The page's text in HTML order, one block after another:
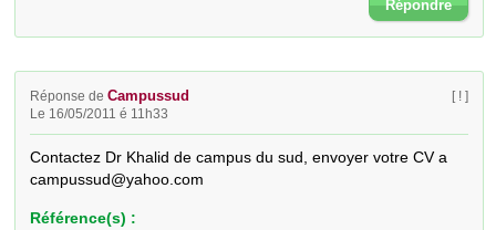
Répondre
Réponse deCampussud
Le 16/05/2011 é 11h33
[ ! ]
Contactez Dr Khalid de campus du sud, envoyer votre CV a
campussud@yahoo.com
Référence(s) :